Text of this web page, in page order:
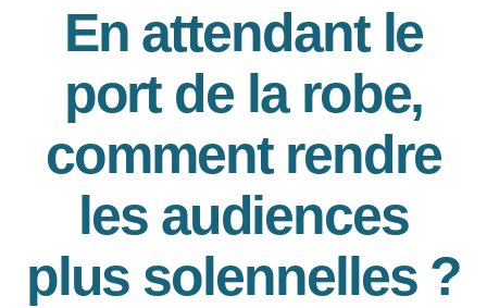
En attendant le
port de la robe,
comment rendre
les audiences
plus solennelles ?